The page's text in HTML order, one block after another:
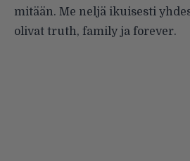
mitään. Me neljä ikuisesti
olivat truth, family ja forever.